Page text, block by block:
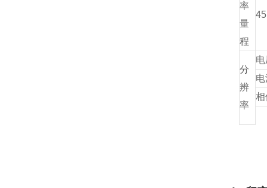
率
量
程
分
辨
率
相